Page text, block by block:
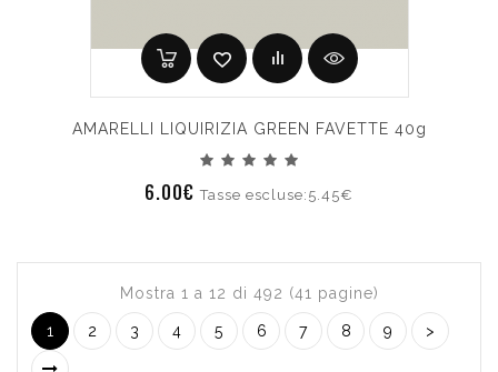
AMARELLI LIQUIRIZIA GREEN FAVETTE 40g
6.00€Tasse escluse:5.45€
Mostra 1 a 12 di 492 (41 pagine)
1 2 3 4 5 6 7 8 9 >